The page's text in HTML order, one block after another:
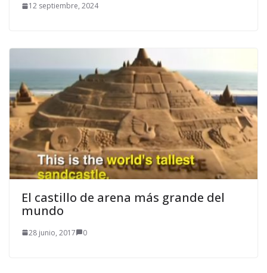
12 septiembre, 2024
El castillo de arena más grande del
mundo
28 junio, 2017 0